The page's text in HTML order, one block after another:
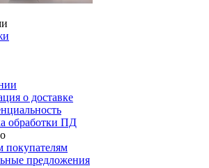
о доставке
обработки ПД
предложения